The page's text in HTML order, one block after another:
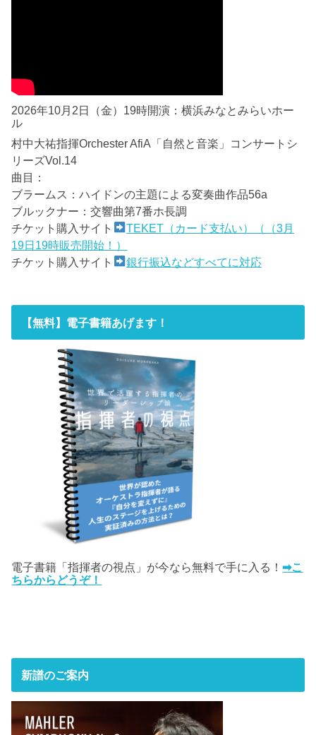
2026年10月2日（金）19時開演：横浜みなとみらいホー
ル
村中大祐指揮Orchester AfiA「自然と音楽」コンサートシ
リーズVol.14
曲目：
ブラームス：ハイドンの主題による変奏曲作品56a
ブルックナー：交響曲第7番ホ長調
チケット購入サイト
TEKET（カード支払い）（（3月
19日19時販売開始！）
チケット購入サイト
銀行振込などすべてに対応
【無料】電子書籍あげます！
電子書籍「指揮者の視点」が今なら無料で手に入る！ ➡こ
ちらからどうぞ！
新譜のご案内